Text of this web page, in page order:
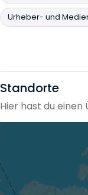
Urheber- und
Standorte
Hier hast du einen